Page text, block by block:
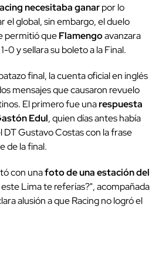
necesitaba ganarpor lo
el global, sin embargo, el duelo
permitió queFlamengoavanzara
0 y sellara su boleto a la Final.
final, la cuenta oficial en inglés
mensajes que causaron revuelo
El primero fue unarespuesta
Edul, quien días antes había
Gustavo Costas con la frase
de la final.
con unafoto de una estación del
Lima te referías?", acompañada
alusión a que Racing no logró el